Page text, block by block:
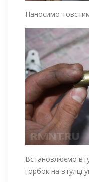
Наносимо
Встановлюємо
горбок на втулці